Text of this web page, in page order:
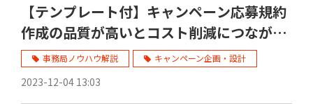
【テンプレート付】キャンペーン応募規約
作成の品質が高いとコスト削減につなが
る?!事務局ノウハウ解説 キャンペーン企画・設計
2023-12-04 13:03